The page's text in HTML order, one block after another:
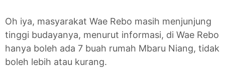
Oh iya, masyarakat Wae Rebo masih menjunjung
tinggi budayanya, menurut informasi, di Wae Rebo
hanya boleh ada 7 buah rumah Mbaru Niang, tidak
boleh lebih atau kurang.